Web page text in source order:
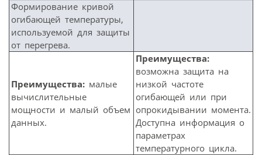
Формирование кривой
огибающей температуры,
используемой для защиты
от перегрева.
Преимущества: малые
вычислительные
мощности и малый объем
данных.
Преимущества:
возможна защита на
низкой частоте
огибающей или при
опрокидывании момента.
Доступна информация о
параметрах
температурного цикла.